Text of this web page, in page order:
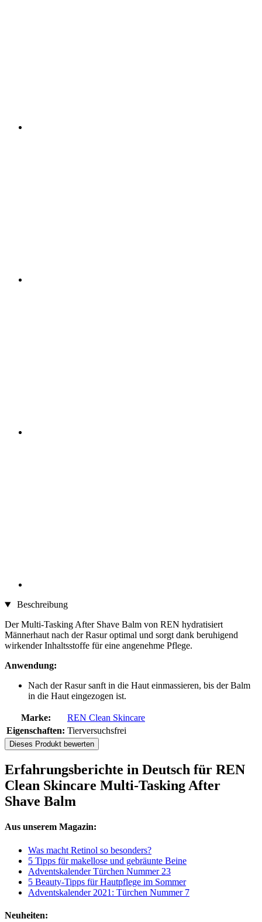
Beschreibung
Der Multi-Tasking After Shave Balm von REN hydratisiert
Männerhaut nach der Rasur optimal und sorgt dank beruhigend
wirkender Inhaltsstoffe für eine angenehme Pflege.
Anwendung:
Nach der Rasur sanft in die Haut einmassieren, bis der Balm
in die Haut eingezogen ist.
Marke:
REN Clean Skincare
Eigenschaften: Tierversuchsfrei
Dieses Produkt bewerten
Erfahrungsberichte in Deutsch für REN
Clean Skincare Multi-Tasking After
Shave Balm
Aus unserem Magazin:
Was macht Retinol so besonders?
5 Tipps für makellose und gebräunte Beine
Adventskalender Türchen Nummer 23
5 Beauty-Tipps für Hautpflege im Sommer
Adventskalender 2021: Türchen Nummer 7
Neuheiten: